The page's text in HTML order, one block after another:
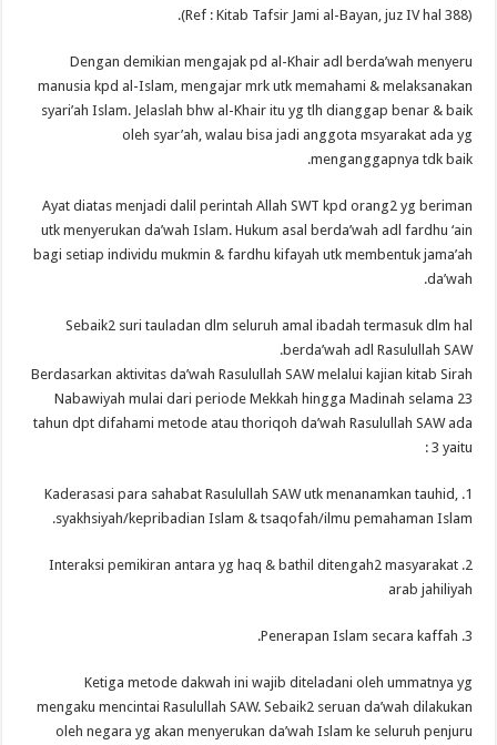
(Ref : Kitab Tafsir Jami al-Bayan, juz IV hal 388).
Dengan demikian mengajak pd al-Khair adl berda’wah menyeru
manusia kpd al-Islam, mengajar mrk utk memahami & melaksanakan
syari’ah Islam. Jelaslah bhw al-Khair itu yg tlh dianggap benar & baik
oleh syar’ah, walau bisa jadi anggota msyarakat ada yg
menganggapnya tdk baik.
Ayat diatas menjadi dalil perintah Allah SWT kpd orang2 yg beriman
utk menyerukan da’wah Islam. Hukum asal berda’wah adl fardhu ‘ain
bagi setiap individu mukmin & fardhu kifayah utk membentuk jama’ah
da’wah.
Sebaik2 suri tauladan dlm seluruh amal ibadah termasuk dlm hal
berda’wah adl Rasulullah SAW.
Berdasarkan aktivitas da’wah Rasulullah SAW melalui kajian kitab Sirah
Nabawiyah mulai dari periode Mekkah hingga Madinah selama 23
tahun dpt difahami metode atau thoriqoh da’wah Rasulullah SAW ada
3 yaitu :
1. Kaderasasi para sahabat Rasulullah SAW utk menanamkan tauhid,
syakhsiyah/kepribadian Islam & tsaqofah/ilmu pemahaman Islam.
2. Interaksi pemikiran antara yg haq & bathil ditengah2 masyarakat
arab jahiliyah
3. Penerapan Islam secara kaffah.
Ketiga metode dakwah ini wajib diteladani oleh ummatnya yg
mengaku mencintai Rasulullah SAW. Sebaik2 seruan da’wah dilakukan
oleh negara yg akan menyerukan da’wah Islam ke seluruh penjuru